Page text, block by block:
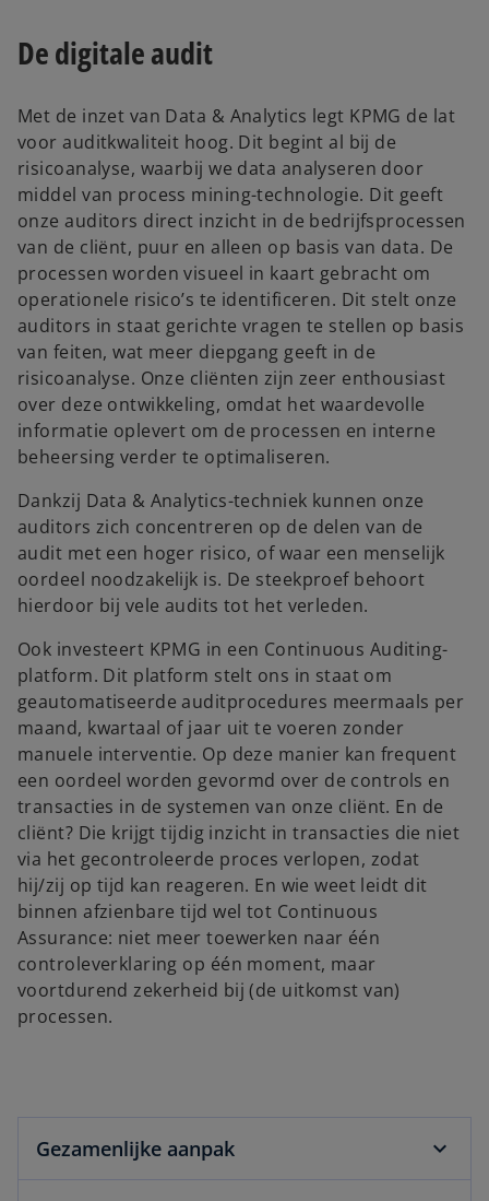
De digitale audit
Met de inzet van Data & Analytics legt KPMG de lat
voor auditkwaliteit hoog. Dit begint al bij de
risicoanalyse, waarbij we data analyseren door
middel van process mining-technologie. Dit geeft
onze auditors direct inzicht in de bedrijfsprocessen
van de cliënt, puur en alleen op basis van data. De
processen worden visueel in kaart gebracht om
operationele risico’s te identificeren. Dit stelt onze
auditors in staat gerichte vragen te stellen op basis
van feiten, wat meer diepgang geeft in de
risicoanalyse. Onze cliënten zijn zeer enthousiast
over deze ontwikkeling, omdat het waardevolle
informatie oplevert om de processen en interne
beheersing verder te optimaliseren.
Dankzij Data & Analytics-techniek kunnen onze
auditors zich concentreren op de delen van de
audit met een hoger risico, of waar een menselijk
oordeel noodzakelijk is. De steekproef behoort
hierdoor bij vele audits tot het verleden.
Ook investeert KPMG in een Continuous Auditing-
platform. Dit platform stelt ons in staat om
geautomatiseerde auditprocedures meermaals per
maand, kwartaal of jaar uit te voeren zonder
manuele interventie. Op deze manier kan frequent
een oordeel worden gevormd over de controls en
transacties in de systemen van onze cliënt. En de
cliënt? Die krijgt tijdig inzicht in transacties die niet
via het gecontroleerde proces verlopen, zodat
hij/zij op tijd kan reageren. En wie weet leidt dit
binnen afzienbare tijd wel tot Continuous
Assurance: niet meer toewerken naar één
controleverklaring op één moment, maar
voortdurend zekerheid bij (de uitkomst van)
processen.
Gezamenlijke aanpak